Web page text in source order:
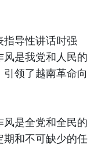
导性讲话时强
是我党和人民的
领了越南革命向
是全党和全民的
和不可缺少的任